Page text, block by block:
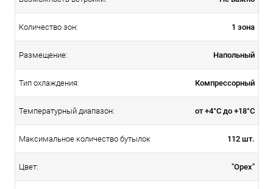
Количество зон: 1 зона
Размещение: Напольный
Тип охлаждения: Компрессорный
Температурный диапазон: от +4°С до +18°С
Максимальное количество бутылок 112 шт.
Цвет: "Орех"